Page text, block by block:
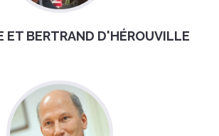
ET BERTRAND D'HÉROUVILLE